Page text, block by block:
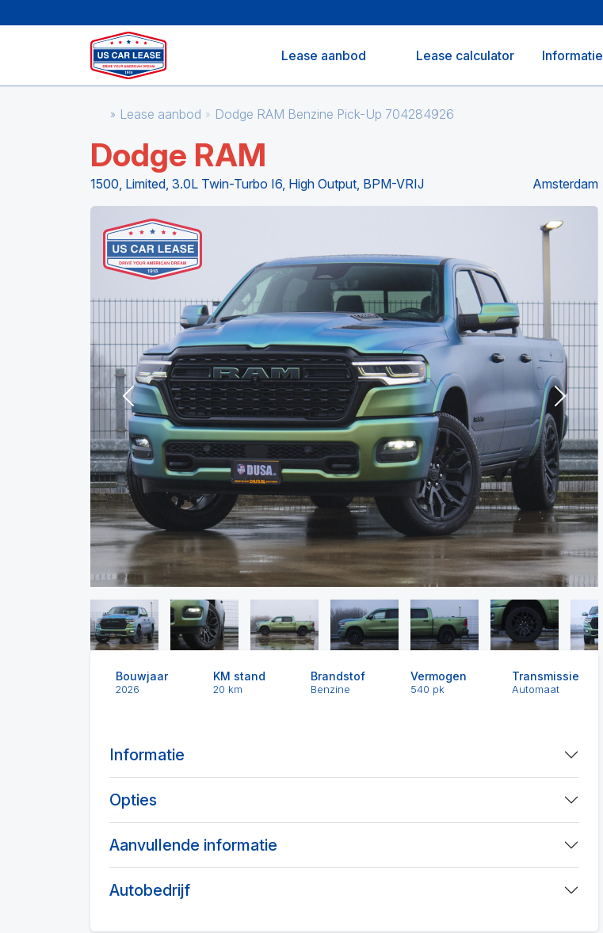
Lease aanbod Lease calculator Informatie
Lease aanbod Dodge RAM Benzine Pick-Up 704284926
Dodge RAM
1500, Limited, 3.0L Twin-Turbo I6, High Output, BPM-VRIJ Amsterdam
Previous Next
Bouwjaar
2026
KM stand
20 km
Brandstof
Benzine
Vermogen
540 pk
Transmissie
Automaat
Informatie
Opties
Aanvullende informatie
Autobedrijf